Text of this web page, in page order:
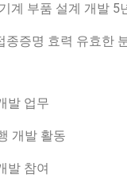
계 부품 설계 개발 5
종증명 효력 유효한
발 업무
개발 활동
발 참여